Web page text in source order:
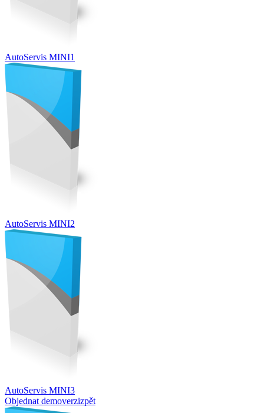
AutoServis MINI1
AutoServis MINI2
AutoServis MINI3
Objednat demoverzizpět